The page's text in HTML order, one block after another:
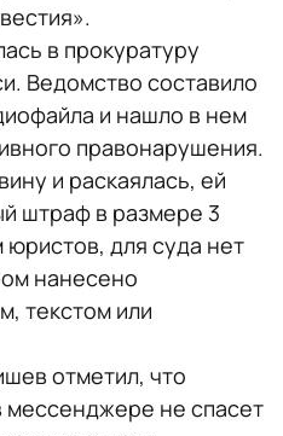
в прокуратуру
Ведомство составило
и нашло в нем
правонарушения.
и раскаялась, ей
штраф в размере 3
для суда нет
нанесено
текстом или
отметил, что
не спасет